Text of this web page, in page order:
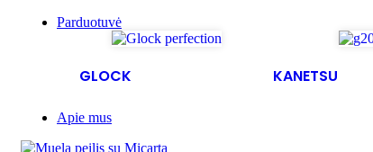
Parduotuvė
GLOCK KANETSU
Apie mus